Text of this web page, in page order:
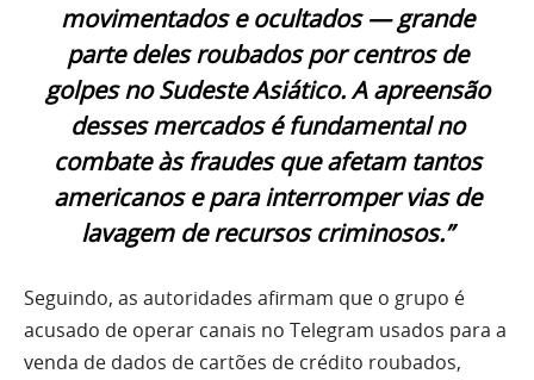
movimentados e ocultados — grande
parte deles roubados por centros de
golpes no Sudeste Asiático. A apreensão
desses mercados é fundamental no
combate às fraudes que afetam tantos
americanos e para interromper vias de
lavagem de recursos criminosos.”
Seguindo, as autoridades afirmam que o grupo é
acusado de operar canais no Telegram usados para a
venda de dados de cartões de crédito roubados,